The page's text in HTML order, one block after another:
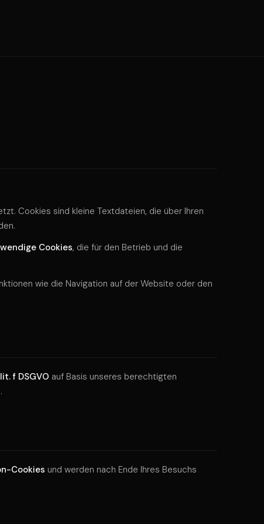
Cookies sind kleine Textdateien, die über Ihren
Cookies, die für den Betrieb und die
wie die Navigation auf der Website oder den
f DSGVO auf Basis unseres berechtigten
Cookies und werden nach Ende Ihres Besuchs